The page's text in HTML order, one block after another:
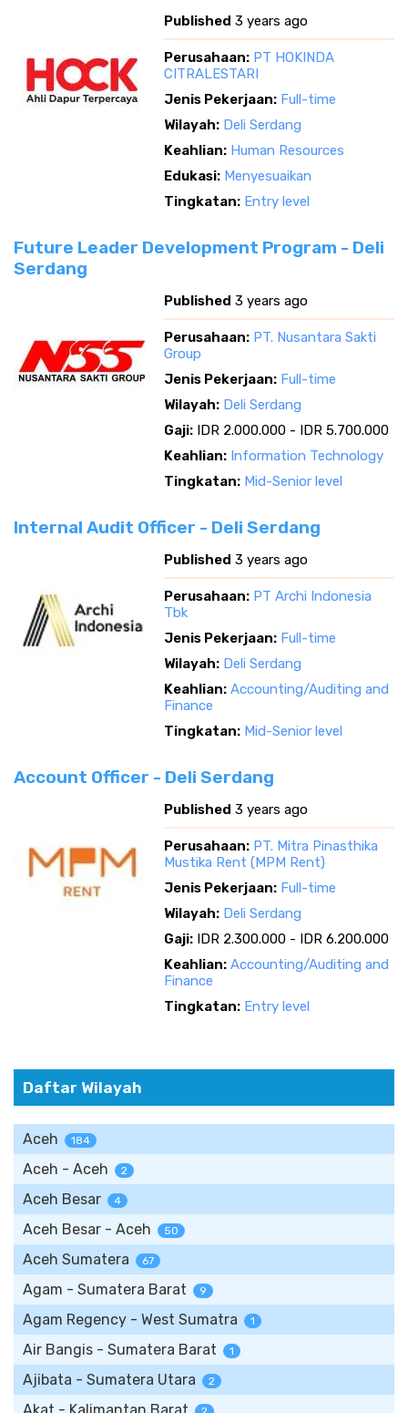
Published 3 years ago
Perusahaan: PT HOKINDA
CITRALESTARI
Jenis Pekerjaan: Full-time
Wilayah: Deli Serdang
Keahlian: Human Resources
Edukasi: Menyesuaikan
Tingkatan: Entry level
Future Leader Development Program - Deli
Serdang
Published 3 years ago
Perusahaan: PT. Nusantara Sakti
Group
Jenis Pekerjaan: Full-time
Wilayah: Deli Serdang
Gaji: IDR 2.000.000 - IDR 5.700.000
Keahlian: Information Technology
Tingkatan: Mid-Senior level
Internal Audit Officer - Deli Serdang
Published 3 years ago
Perusahaan: PT Archi Indonesia
Tbk
Jenis Pekerjaan: Full-time
Wilayah: Deli Serdang
Keahlian: Accounting/Auditing and
Finance
Tingkatan: Mid-Senior level
Account Officer - Deli Serdang
Published 3 years ago
Perusahaan: PT. Mitra Pinasthika
Mustika Rent (MPM Rent)
Jenis Pekerjaan: Full-time
Wilayah: Deli Serdang
Gaji: IDR 2.300.000 - IDR 6.200.000
Keahlian: Accounting/Auditing and
Finance
Tingkatan: Entry level
Daftar Wilayah
Aceh 184
Aceh - Aceh 2
Aceh Besar 4
Aceh Besar - Aceh 50
Aceh Sumatera 67
Agam - Sumatera Barat 9
Agam Regency - West Sumatra 1
Air Bangis - Sumatera Barat 1
Ajibata - Sumatera Utara 2